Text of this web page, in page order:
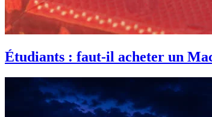
Étudiants : faut-il acheter un